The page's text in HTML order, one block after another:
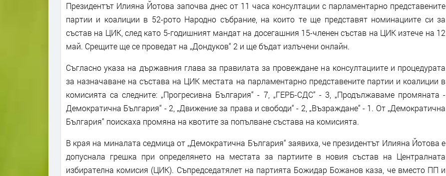
Президентът Илияна Йотова започва днес от 11 часа консултации с парламентарно представените
партии и коалиции в 52-рото Народно събрание, на които те ще представят номинациите си за
състав на ЦИК, след като 5-годишният мандат на досегашния 15-членен състав на ЦИК изтече на 12
май. Срещите ще се проведат на „Дондуков“ 2 и ще бъдат излъчени онлайн.
Съгласно указа на държавния глава за правилата за провеждане на консултациите и процедурата
за назначаване на състава на ЦИК местата на парламентарно представените партии и коалиции в
комисията са следните: „Прогресивна България“ - 7, „ГЕРБ-СДС“ - 3, „Продължаваме промяната -
Демократична България“ - 2, „Движение за права и свободи“ - 2, „Възраждане“ - 1. От „Демократична
България“ поискаха промяна на квотите за попълване състава на комисията.
В края на миналата седмица от „Демократична България“ заявиха, че президентът Илияна Йотова е
допуснала грешка при определянето на местата за партиите в новия състав на Централната
избирателна комисия (ЦИК). Съпредседатялет на партията Божидар Божанов каза, че вместо ПП и